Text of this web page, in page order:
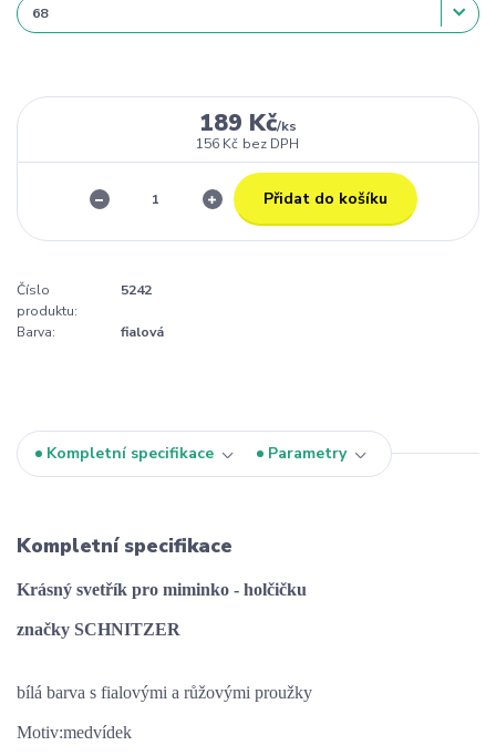
189 Kč/ks
156 Kč bez DPH
Přidat do košíku
Číslo
produktu:
5242
Barva: fialová
Kompletní specifikace Parametry
Kompletní specifikace
Krásný svetřík pro miminko - holčičku
značky SCHNITZER
bílá barva s fialovými a růžovými proužky
Motiv:medvídek